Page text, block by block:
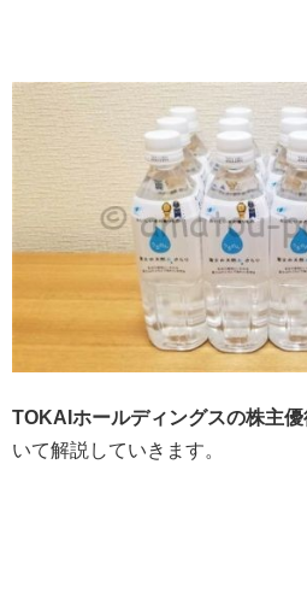
TOKAIホールディングスの株主優
いて解説していきます。